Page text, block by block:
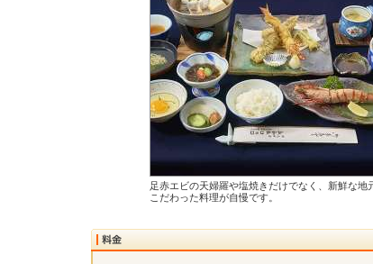
足赤エビの天婦羅や塩焼きだけでなく、新鮮な地
こだわった料理が自慢です。